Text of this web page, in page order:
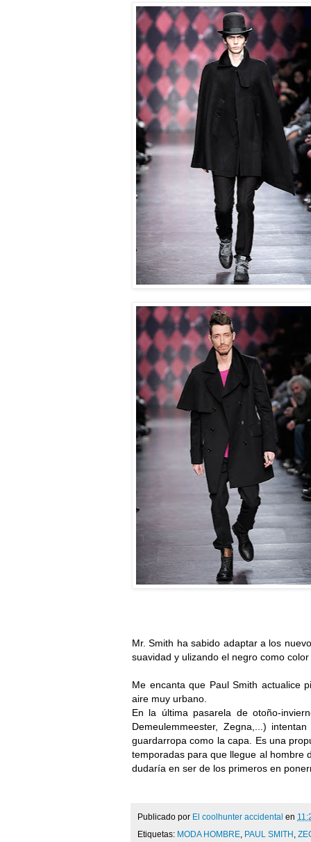
Mr. Smith ha sabido adaptar a los
suavidad y ulizando el negro como
Me encanta que Paul Smith actualice
aire muy urbano.
En la última pasarela de otoño-
Demeulemmeester, Zegna,...)
guardarropa como la capa. Es una
temporadas para que llegue al hombre
dudaría en ser de los primeros en
Publicado por El coolhunter accidental en
Etiquetas: MODA HOMBRE PAUL SMITH